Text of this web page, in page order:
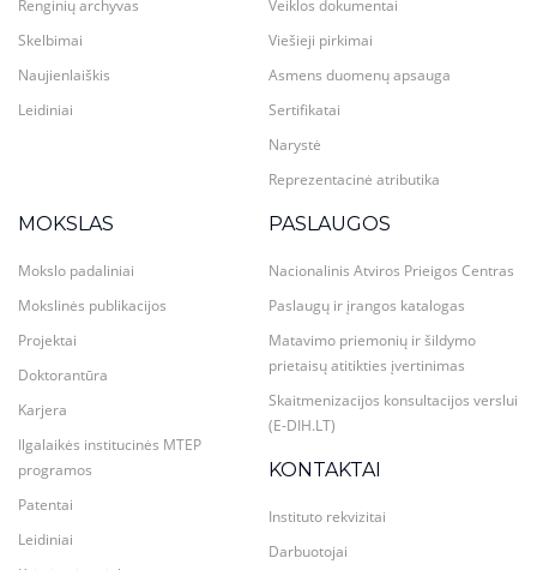
Renginių archyvas
Skelbimai
Naujienlaiškis
Leidiniai
Veiklos dokumentai
Viešieji pirkimai
Asmens duomenų apsauga
Sertifikatai
Narystė
Reprezentacinė atributika
MOKSLAS
Mokslo padaliniai
Mokslinės publikacijos
Projektai
Doktorantūra
Karjera
Ilgalaikės institucinės MTEP
programos
Patentai
Leidiniai
PASLAUGOS
Nacionalinis Atviros Prieigos Centras
Paslaugų ir įrangos katalogas
Matavimo priemonių ir šildymo
prietaisų atitikties įvertinimas
Skaitmenizacijos konsultacijos verslui
(E-DIH.LT)
KONTAKTAI
Instituto rekvizitai
Darbuotojai